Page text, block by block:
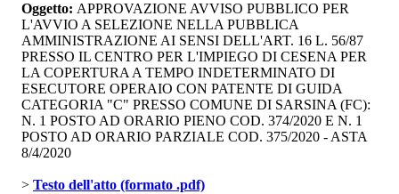
Oggetto: APPROVAZIONE AVVISO PUBBLICO PER
L'AVVIO A SELEZIONE NELLA PUBBLICA
AMMINISTRAZIONE AI SENSI DELL'ART. 16 L. 56/87
PRESSO IL CENTRO PER L'IMPIEGO DI CESENA PER
LA COPERTURA A TEMPO INDETERMINATO DI
ESECUTORE OPERAIO CON PATENTE DI GUIDA
CATEGORIA "C" PRESSO COMUNE DI SARSINA (FC):
N. 1 POSTO AD ORARIO PIENO COD. 374/2020 E N. 1
POSTO AD ORARIO PARZIALE COD. 375/2020 - ASTA
8/4/2020
> Testo dell'atto (formato .pdf)